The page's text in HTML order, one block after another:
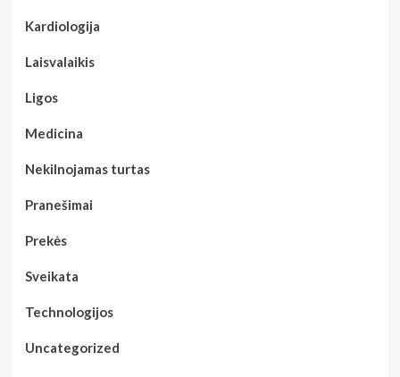
Kardiologija
Laisvalaikis
Ligos
Medicina
Nekilnojamas turtas
Pranešimai
Prekės
Sveikata
Technologijos
Uncategorized